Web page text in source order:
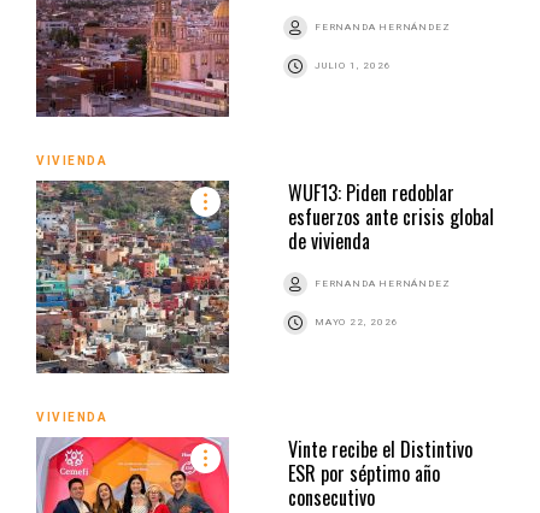
FERNANDA HERNÁNDEZ
JULIO 1, 2026
VIVIENDA
WUF13: Piden redoblar
esfuerzos ante crisis global
de vivienda
FERNANDA HERNÁNDEZ
MAYO 22, 2026
VIVIENDA
Vinte recibe el Distintivo
ESR por séptimo año
consecutivo